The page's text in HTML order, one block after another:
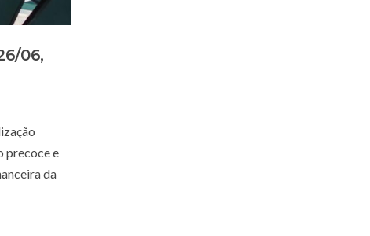
06,
precoce e
da